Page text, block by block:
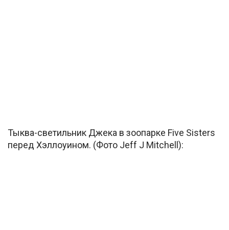
Тыква-светильник Джека в зоопарке Five Sisters
перед Хэллоуином. (Фото Jeff J Mitchell):